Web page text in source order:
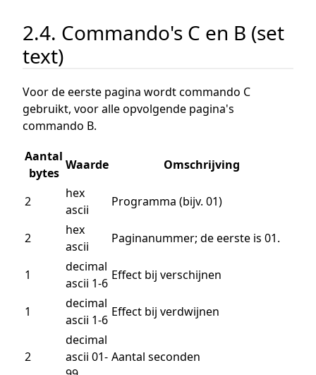
2.4. Commando's C en B (set
text)
Voor de eerste pagina wordt commando C
gebruikt, voor alle opvolgende pagina's
commando B.
Aantal
bytes
Waarde Omschrijving
2
hex
ascii
Programma (bijv. 01)
2
hex
ascii
Paginanummer; de eerste is 01.
1
decimal
ascii 1-6
Effect bij verschijnen
1
decimal
ascii 1-6
Effect bij verdwijnen
2
decimal
ascii 01- Aantal seconden